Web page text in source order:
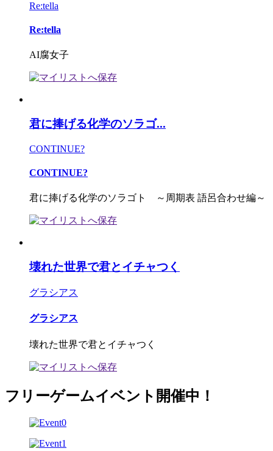
Re:tella
Re:tella
AI腐女子
君に捧げる化学のソラゴ...
CONTINUE?
CONTINUE?
君に捧げる化学のソラゴト ～周期表 語呂合わせ編～
壊れた世界で君とイチャつく
グラシアス
グラシアス
壊れた世界で君とイチャつく
フリーゲームイベント開催中！